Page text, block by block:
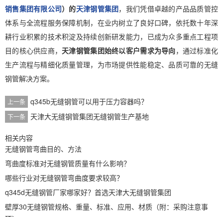
销售集团有限公司）的天津钢管集团，我们凭借卓越的产品品质管控
体系与全流程服务保障机制，在业内树立了良好口碑，依托数十年深
耕行业积累的技术积淀及持续创新研发能力，已成为众多重点工程项
目的核心供应商， 天津钢管集团始终以客户需求为导向，通过标准化
生产流程与精细化质量管理，为市场提供性能稳定、品质可靠的无缝
钢管解决方案。
上一条 q345b无缝钢管可以用于压力容器吗？
下一条 天津大无缝钢管集团无缝钢管生产基地
相关内容
无缝钢管弯曲目的、方法
弯曲度标准对无缝钢管质量有什么影响？
哪些行业对无缝钢管弯曲度要求较高？
q345d无缝钢管厂家哪家好？首选天津大无缝钢管集团
壁厚30无缝钢管规格、重量、标准、应用、材质（附：采购注意事